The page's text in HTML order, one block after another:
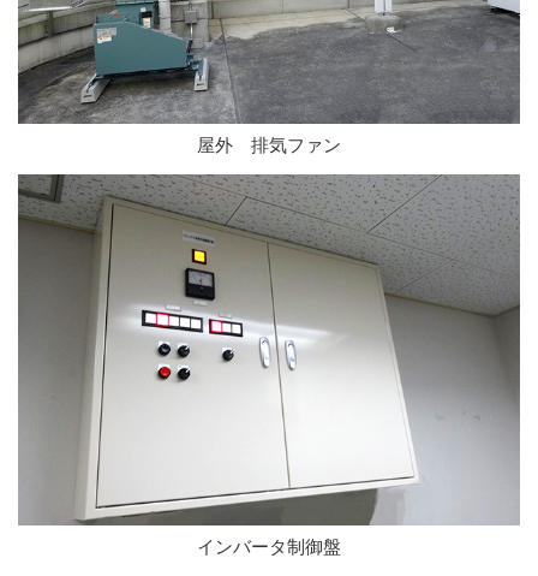
屋外 排気ファン
インバータ制御盤